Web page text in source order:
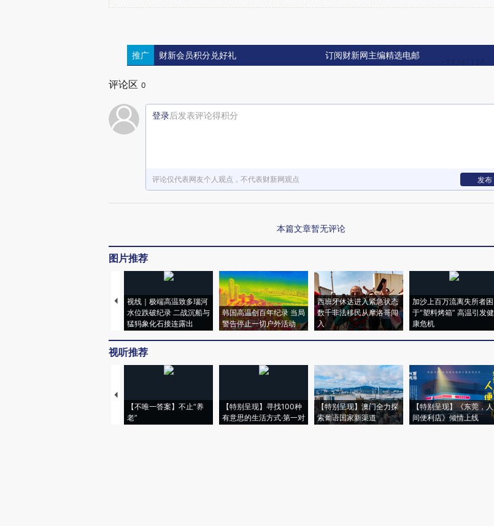
推广 财新会员积分兑好礼 订阅财新网主编精选电邮
评论区 0
登录后发表评论得积分
评论仅代表网友个人观点，不代表财新网观点 发布
本篇文章暂无评论
图片推荐
视线｜极端高温致多瑙河
水位跌破纪录 二战沉船与
猛犸象化石接连露出
韩国高温创百年纪录 当局
警告停止一切户外活动
西班牙休达进入紧急状态
数千非法移民从摩洛哥闯
入
加沙上百万流离失所者困
于“塑料烤箱” 高温引发健
康危机
视听推荐
【不唯一答案】不止“养
老”
【特别呈现】寻找100种
有意思的生活方式·第一对
【特别呈现】澳门全力探
索葡语国家新渠道
【特别呈现】《东莞，人
间便利店》倾情上线